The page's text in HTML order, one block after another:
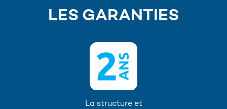
LES GARANTIES
La structure et